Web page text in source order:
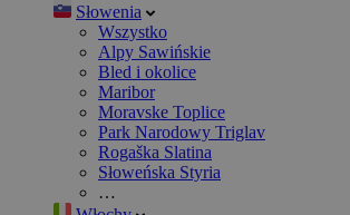
Słowenia
Wszystko
Alpy Sawińskie
Bled i okolice
Maribor
Moravske Toplice
Park Narodowy Triglav
Rogaška Slatina
Słoweńska Styria
…